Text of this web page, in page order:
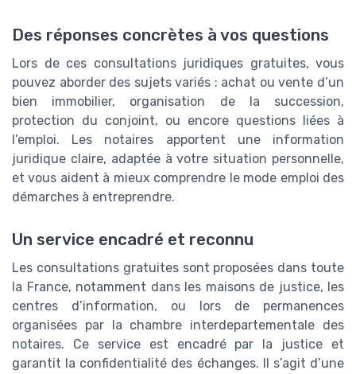
Des réponses concrètes à vos questions
Lors de ces consultations juridiques gratuites, vous
pouvez aborder des sujets variés : achat ou vente d’un
bien immobilier, organisation de la succession,
protection du conjoint, ou encore questions liées à
l’emploi. Les notaires apportent une information
juridique claire, adaptée à votre situation personnelle,
et vous aident à mieux comprendre le mode emploi des
démarches à entreprendre.
Un service encadré et reconnu
Les consultations gratuites sont proposées dans toute
la France, notamment dans les maisons de justice, les
centres d’information, ou lors de permanences
organisées par la chambre interdepartementale des
notaires. Ce service est encadré par la justice et
garantit la confidentialité des échanges. Il s’agit d’une